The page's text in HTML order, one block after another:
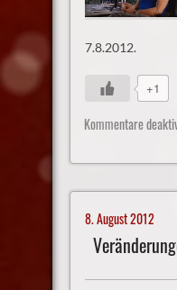
7.8.2012.
+1
Kommentare
8. August 2012